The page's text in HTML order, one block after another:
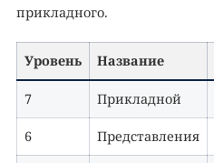
прикладного.
Уровень Название
7 Прикладной
6 Представления